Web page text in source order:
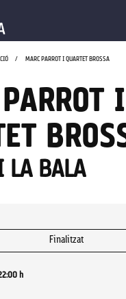
MARC PARROT I QUARTET BROSSA
I
LA BALA
Finalitzat
h